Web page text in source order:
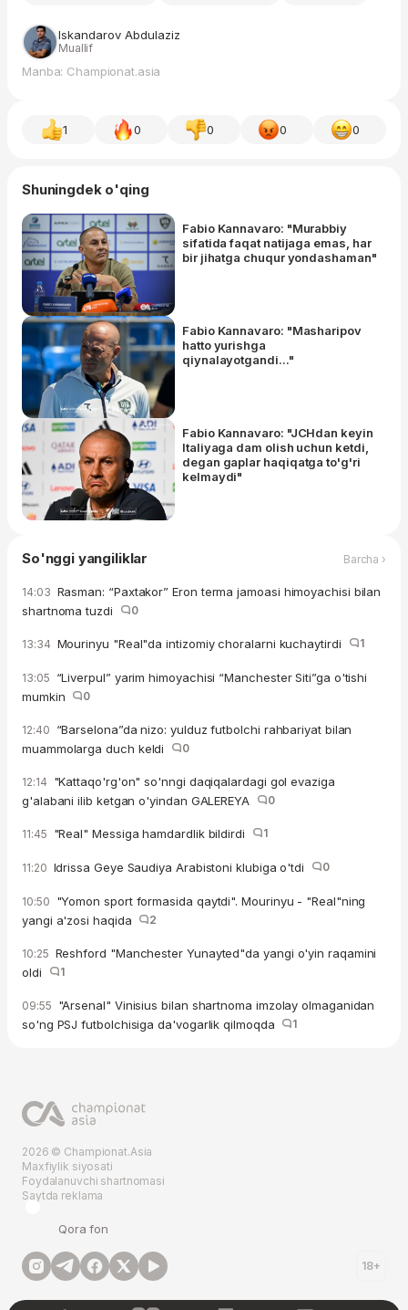
Iskandarov Abdulaziz
Muallif
Manba: Championat.asia
1 0 0 0 0
Shuningdek o'qing
Fabio Kannavaro: "Murabbiy
sifatida faqat natijaga emas, har
bir jihatga chuqur yondashaman"
Fabio Kannavaro: "Masharipov
hatto yurishga
qiynalayotgandi..."
Fabio Kannavaro: "JCHdan keyin
Italiyaga dam olish uchun ketdi,
degan gaplar haqiqatga to'g'ri
kelmaydi"
So'nggi yangiliklar Barcha ›
14:03 Rasman: “Paxtakor” Eron terma jamoasi himoyachisi bilan
shartnoma tuzdi
0
13:34 Mourinyu "Real"da intizomiy choralarni kuchaytirdi 1
13:05 “Liverpul” yarim himoyachisi “Manchester Siti”ga o'tishi
mumkin
0
12:40 “Barselona”da nizo: yulduz futbolchi rahbariyat bilan
muammolarga duch keldi
0
12:14 "Kattaqo'rg'on" so'nngi daqiqalardagi gol evaziga
g'alabani ilib ketgan o'yindan GALEREYA
0
11:45 "Real" Messiga hamdardlik bildirdi 1
11:20 Idrissa Geye Saudiya Arabistoni klubiga o'tdi 0
10:50 "Yomon sport formasida qaytdi". Mourinyu - "Real"ning
yangi a'zosi haqida
2
10:25 Reshford "Manchester Yunayted"da yangi o'yin raqamini
oldi
1
09:55 "Arsenal" Vinisius bilan shartnoma imzolay olmaganidan
so'ng PSJ futbolchisiga da'vogarlik qilmoqda
1
2026 © Championat.Asia
Maxfiylik siyosati
Foydalanuvchi shartnomasi
Saytda reklama
Qora fon
18+